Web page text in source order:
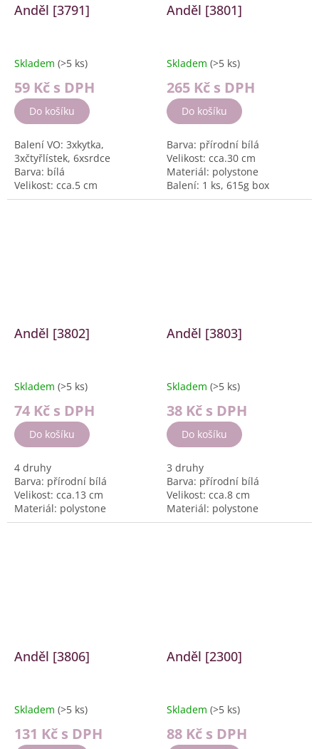
Anděl [3791]
Skladem (>5 ks)
59 Kč s DPH
Do košíku
Balení VO: 3xkytka,
3xčtyřlístek, 6xsrdce
Barva: bílá
Velikost: cca.5 cm
Materiál: Polystone
Anděl [3801]
Skladem (>5 ks)
265 Kč s DPH
Do košíku
Barva: přírodní bílá
Velikost: cca.30 cm
Materiál: polystone
Balení: 1 ks, 615g box
Anděl [3802]
Skladem (>5 ks)
74 Kč s DPH
Do košíku
4 druhy
Barva: přírodní bílá
Velikost: cca.13 cm
Materiál: polystone
Balení: 6 ks, 510g box
Anděl [3803]
Skladem (>5 ks)
38 Kč s DPH
Do košíku
3 druhy
Barva: přírodní bílá
Velikost: cca.8 cm
Materiál: polystone
Balení: 12 ks, 356g box
Anděl [3806]
Skladem (>5 ks)
131 Kč s DPH
Anděl [2300]
Skladem (>5 ks)
88 Kč s DPH